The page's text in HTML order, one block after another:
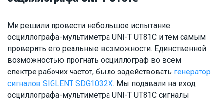
Ми решили провести небольшое испытание
осциллографа-мультиметра UNI-T UT81С и тем самым
проверить его реальные возможности. Единственной
возможностью прогнать осциллограф во всем
спектре рабочих частот, было задействовать генератор
сигналов SIGLENT SDG1032X. Мы подавали на вход
осциллографа-мультиметра UNI-T UT81С сигналы